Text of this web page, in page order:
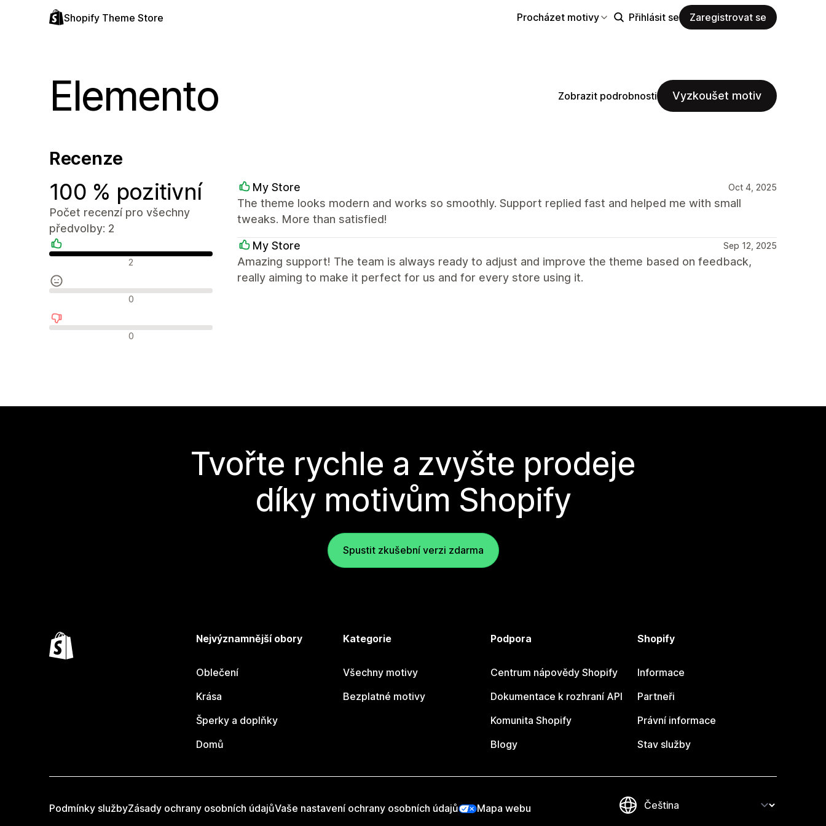
Shopify Theme Store Procházet motivy Přihlásit se Zaregistrovat se
Elemento Zobrazit podrobnosti Vyzkoušet motiv
Recenze
100 % pozitivní
Počet recenzí pro všechny
předvolby: 2
Pozitivní recenze2
Neutrální recenze0
Negativní recenze0
My Store Oct 4, 2025
The theme looks modern and works so smoothly. Support replied fast and helped me with small
tweaks. More than satisfied!
My Store Sep 12, 2025
Amazing support! The team is always ready to adjust and improve the theme based on feedback,
really aiming to make it perfect for us and for every store using it.
Tvořte rychle a zvyšte prodeje
díky motivům Shopify
Spustit zkušební verzi zdarma
Nejvýznamnější obory
Oblečení
Krása
Šperky a doplňky
Domů
Kategorie
Všechny motivy
Bezplatné motivy
Podpora
Centrum nápovědy Shopify
Dokumentace k rozhraní API
Komunita Shopify
Blogy
Shopify
Informace
Partneři
Právní informace
Stav služby
Podmínky službyZásady ochrany osobních údajůVaše nastavení ochrany osobních údajů Mapa webu